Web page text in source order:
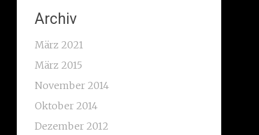
Archiv
März 2021
März 2015
November 2014
Oktober 2014
Dezember 2012